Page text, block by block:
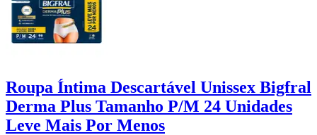
Roupa Íntima Descartável Unissex Bigfral
Derma Plus Tamanho P/M 24 Unidades
Leve Mais Por Menos